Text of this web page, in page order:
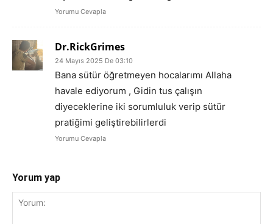
Yorumu Cevapla
Dr.RickGrimes
24 Mayıs 2025 De 03:10
Bana sütür öğretmeyen hocalarımı Allaha
havale ediyorum , Gidin tus çalışın
diyeceklerine iki sorumluluk verip sütür
pratiğimi geliştirebilirlerdi
Yorumu Cevapla
Yorum yap